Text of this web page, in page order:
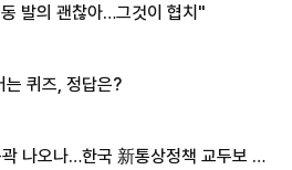
발의 괜찮아…그것이 협치"
는 퀴즈, 정답은?
나오나…한국 新통상정책 교두보 활